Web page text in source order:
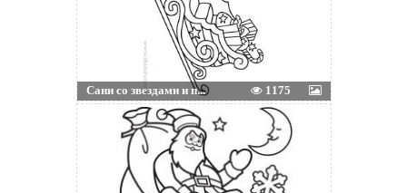
Сани со звездами и п... 1175